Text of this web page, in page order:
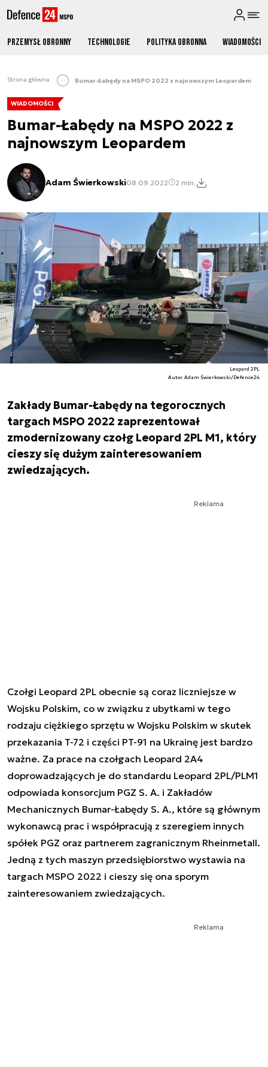
Przemysł obronny Technologie Polityka obronna Wiadomości
Strona główna Bumar-Łabędy na MSPO 2022 z najnowszym Leopardem
WIADOMOŚCI
Bumar-Łabędy na MSPO 2022 z
najnowszym Leopardem
Adam Świerkowski08.09.2022 2 min.
Leopard 2PL
Autor. Adam Świerkowski/Defence24
Zakłady Bumar-Łabędy na tegorocznych
targach MSPO 2022 zaprezentował
zmodernizowany czołg Leopard 2PL M1, który
cieszy się dużym zainteresowaniem
zwiedzających.
Reklama
Czołgi Leopard 2PL obecnie są coraz liczniejsze w
Wojsku Polskim, co w związku z ubytkami w tego
rodzaju ciężkiego sprzętu w Wojsku Polskim w skutek
przekazania T-72 i części PT-91 na Ukrainę jest bardzo
ważne. Za prace na czołgach Leopard 2A4
doprowadzających je do standardu Leopard 2PL/PLM1
odpowiada konsorcjum PGZ S. A. i Zakładów
Mechanicznych Bumar-Łabędy S. A., które są głównym
wykonawcą prac i współpracują z szeregiem innych
spółek PGZ oraz partnerem zagranicznym Rheinmetall.
Jedną z tych maszyn przedsiębiorstwo wystawia na
targach MSPO 2022 i cieszy się ona sporym
zainteresowaniem zwiedzających.
Reklama